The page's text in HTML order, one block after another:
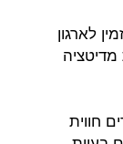
לארגון
חווית